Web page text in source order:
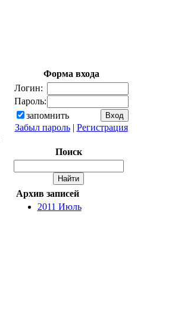
Форма входа
Логин:
Пароль:
запомнить
Забыл пароль| Регистрация
Поиск
Архив записей
2011 Июль